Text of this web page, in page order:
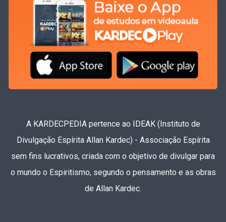
A KARDECPEDIA pertence ao IDEAK (Instituto de
Divulgação Espírita Allan Kardec) - Associação Espírita
sem fins lucrativos, criada com o objetivo de divulgar para
o mundo o Espiritismo, segundo o pensamento e as obras
de Allan Kardec.